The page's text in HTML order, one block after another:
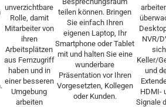
unverzichtbare
Rolle, damit
Mitarbeiter von
ihren
Arbeitsplätzen
aus Fernzugriff
haben und in
einer besseren
Umgebung
arbeiten
teilen können. Bringen
Sie einfach Ihren
eigenen Laptop, Ihr
Smartphone oder Tablet
mit und halten Sie eine
wunderbare
Präsentation vor Ihren
Vorgesetzten, Kollegen
oder Kunden.
NVR/
Keller/
und
HDMI-
Signale